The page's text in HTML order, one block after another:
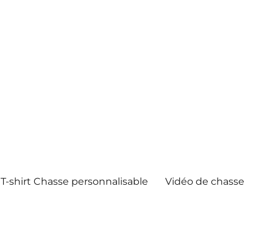
T-shirt Chasse personnalisable Vidéo de chasse